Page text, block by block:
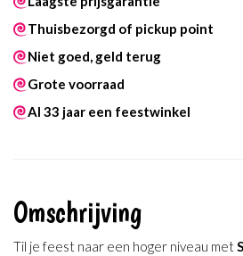
Thuisbezorgd of pickup point
Niet goed, geld terug
Grote voorraad
Al 33 jaar een feestwinkel
Omschrijving
Til je feest naar een hoger niveau met